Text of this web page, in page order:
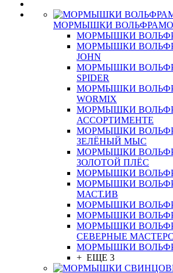
МОРМЫШКИ
МОРМЫШКИ
МОРМЫШКИ
JOHN
МОРМЫШКИ
SPIDER
МОРМЫШКИ
WORMIX
МОРМЫШКИ
АССОРТИМЕНТЕ
МОРМЫШКИ
ЗЕЛЁНЫЙ МЫС
МОРМЫШКИ
ЗОЛОТОЙ ПЛЁС
МОРМЫШКИ
МОРМЫШКИ
МАСТ.ИВ
МОРМЫШКИ
МОРМЫШКИ
МОРМЫШКИ
СЕВЕРНЫЕ
МОРМЫШКИ
+ ЕЩЕ 3